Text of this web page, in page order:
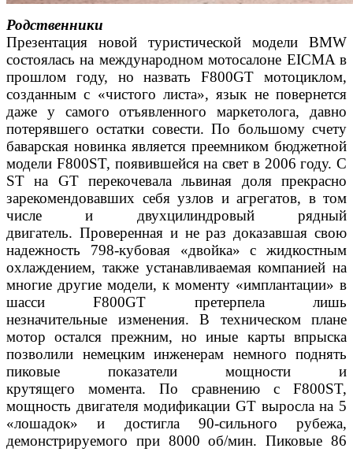
Родственники
Презентация новой туристической модели BMW
состояласьна международном мотосалоне EICMA в
прошлом году, но назвать F800GT мотоциклом,
созданным с «чистого листа», язык не повернется
даже у самого отъявленного маркетолога, давно
потерявшего остатки совести. По большому счету
баварская новинка является преемником бюджетной
модели F800ST, появившейся на свет в 2006 году. С
ST на GT перекочевалальвиная доля прекрасно
зарекомендовавших себя узлов и агрегатов, в том
числе и двухцилиндровый рядный
двигатель. Проверенная и не раз доказавшая свою
надежность 798-кубовая «двойка» с жидкостным
охлаждением, также устанавливаемая компанией на
многие другие модели, к моменту «имплантации» в
шасси F800GT претерпела лишь
незначительные изменения. В техническом плане
мотор остался прежним, но иные карты впрыска
позволили немецким инженерам немного поднять
пиковые показатели мощности и
крутящего момента. По сравнению с F800ST,
мощность двигателя модификации GT выросла на 5
«лошадок» и достигла 90-сильного рубежа,
демонстрируемого при 8000 об/мин. Пиковые 86